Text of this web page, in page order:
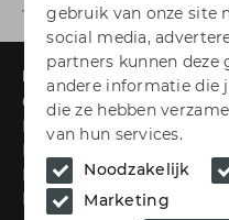
gebruik van onze site
social media,
partners kunnen deze
andere informatie die
die ze hebben
van hun services.
Noodzakelijk
Marketing
Keukens
Onze keukens
MHK KeukenExpert
Merken
Keukenmagazine